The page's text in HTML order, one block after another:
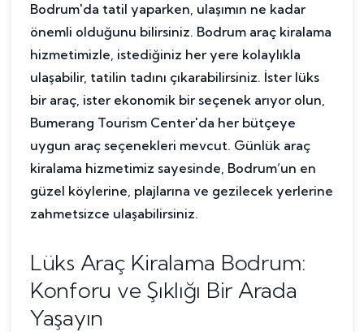
Bodrum'da tatil yaparken, ulaşımın ne kadar
önemli olduğunu bilirsiniz. Bodrum araç kiralama
hizmetimizle, istediğiniz her yere kolaylıkla
ulaşabilir, tatilin tadını çıkarabilirsiniz. İster lüks
bir araç, ister ekonomik bir seçenek arıyor olun,
Bumerang Tourism Center'da her bütçeye
uygun araç seçenekleri mevcut. Günlük araç
kiralama hizmetimiz sayesinde, Bodrum’un en
güzel köylerine, plajlarına ve gezilecek yerlerine
zahmetsizce ulaşabilirsiniz.
Lüks Araç Kiralama Bodrum:
Konforu ve Şıklığı Bir Arada
Yaşayın